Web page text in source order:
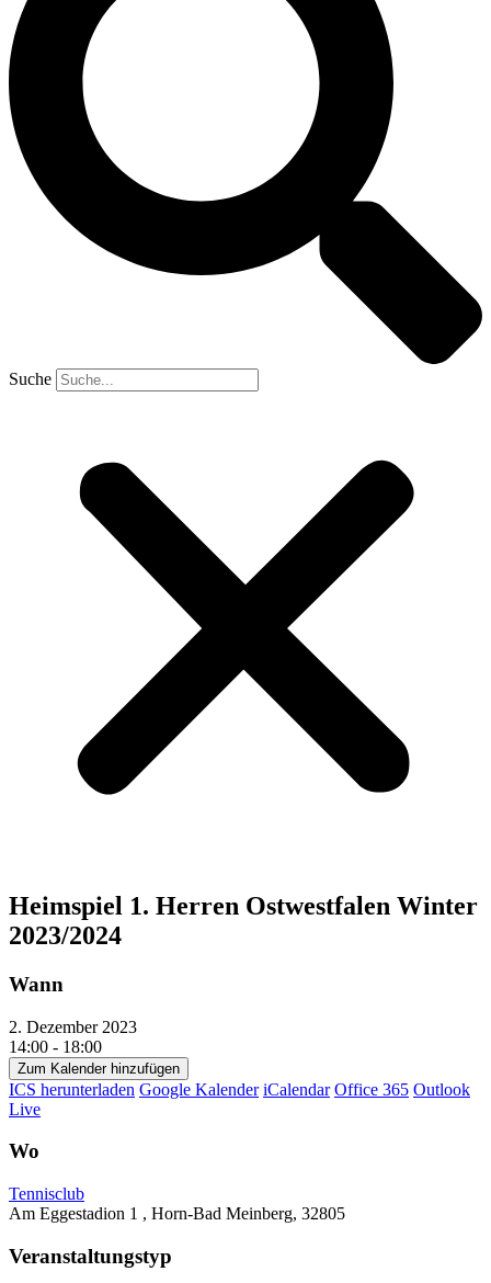
Suche
Heimspiel 1. Herren Ostwestfalen Winter
2023/2024
Wann
2. Dezember 2023
14:00 - 18:00
Zum Kalender hinzufügen
ICS herunterladen Google Kalender iCalendar Office 365 Outlook
Live
Wo
Tennisclub
Am Eggestadion 1 , Horn-Bad Meinberg, 32805
Veranstaltungstyp